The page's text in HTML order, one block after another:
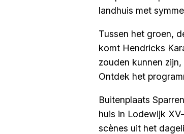
landhuis met
Tussen het groen,
komt Hendricks
zouden kunnen
Ontdek het
Buitenplaats
huis in Lodewijk
scènes uit het